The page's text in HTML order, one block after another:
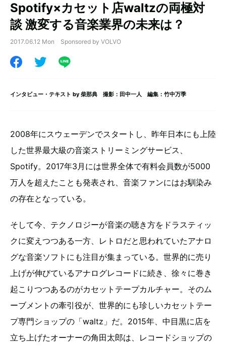
Spotify×カセット店waltzの両極対
談 激変する音楽業界の未来は？
2017.06.12 Mon Sponsored by VOLVO
インタビュー・テキスト by 柴那典 撮影：田中一人 編集：竹中万季
2008年にスウェーデンでスタートし、昨年日本にも上陸
した世界最大級の音楽ストリーミングサービス、
Spotify。2017年3月には世界全体で有料会員数が5000
万人を超えたことも発表され、音楽ファンにはお馴染み
の存在となっている。
そして今、テクノロジーが音楽の聴き方をドラスティッ
クに変えつつある一方、レトロだと思われていたアナロ
グな音楽ソフトにも注目が集まっている。世界的に売り
上げが伸びているアナログレコードに続き、徐々に巻き
起こりつつあるのがカセットテープカルチャー。そのム
ーブメントの牽引役が、世界的にも珍しいカセットテー
プ専門ショップの「waltz」だ。2015年、中目黒に店を
立ち上げたオーナーの角田太郎は、レコードショップの